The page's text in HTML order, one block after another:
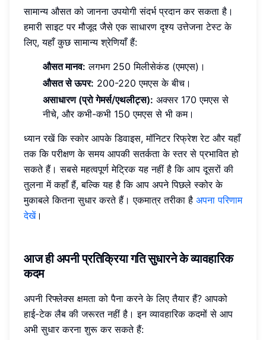
सामान्य औसत को जानना उपयोगी संदर्भ प्रदान कर सकता है।
हमारी साइट पर मौजूद जैसे एक साधारण दृश्य उत्तेजना टेस्ट के
लिए, यहाँ कुछ सामान्य श्रेणियाँ हैं:
औसत मानव: लगभग 250 मिलीसेकंड (एमएस)।
औसत से ऊपर: 200-220 एमएस के बीच।
असाधारण (प्रो गेमर्स/एथलीट्स): अक्सर 170 एमएस से
नीचे, और कभी-कभी 150 एमएस से भी कम।
ध्यान रखें कि स्कोर आपके डिवाइस, मॉनिटर रिफ्रेश रेट और यहाँ
तक कि परीक्षण के समय आपकी सतर्कता के स्तर से प्रभावित हो
सकते हैं। सबसे महत्वपूर्ण मेट्रिक यह नहीं है कि आप दूसरों की
तुलना में कहाँ हैं, बल्कि यह है कि आप अपने पिछले स्कोर के
मुकाबले कितना सुधार करते हैं। एकमात्र तरीका है अपना परिणाम
देखें।
आज ही अपनी प्रतिक्रिया गति सुधारने के व्यावहारिक
कदम
अपनी रिफ्लेक्स क्षमता को पैना करने के लिए तैयार हैं? आपको
हाई-टेक लैब की जरूरत नहीं है। इन व्यावहारिक कदमों से आप
अभी सुधार करना शुरू कर सकते हैं: